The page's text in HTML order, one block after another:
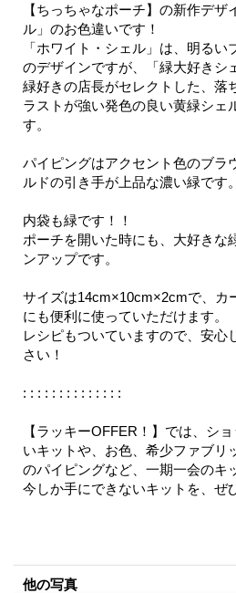
【ちっちゃなポーチ】の新作デザ
ル」のお色違いです！
「ホワイト・シェル」は、明る
のデザインですが、「緑大好きシ
緑好きの店長がセレクトした、落
ラストが強い発色の良い黄緑シェ
す。
パイピングはアクセント色のブラ
ルドの引き手が上品な濃い緑です。
内袋も緑です！！
ポーチを開いた時にも、大好きな
ンアップです。
サイズは14cm×10cm×2cmで、カ
にも便利に使っていただけます。
レシピもついていますので、安心
さい！
: : : : : : : : : : : : : :
【ラッキーOFFER！】では、シ
いキットや、お色、希少ファブリ
のパイピングなど、一期一会のキ
今しか手にできないキットを、ぜ
他の写真